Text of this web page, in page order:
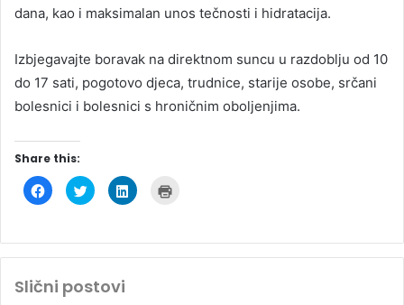
dana, kao i maksimalan unos tečnosti i hidratacija.
Izbjegavajte boravak na direktnom suncu u razdoblju od 10
do 17 sati, pogotovo djeca, trudnice, starije osobe, srčani
bolesnici i bolesnici s hroničnim oboljenjima.
Share this:
C
l
t
s
a
r
C
l
t
s
a
r
C
l
t
s
t
p
Slični postovi